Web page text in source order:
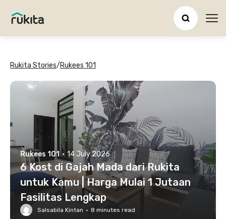
Rukita Stories/Rukees 101
Rukees 101 · 14 July 2026
6 Kost di Gajah Mada dari Rukita
untuk Kamu | Harga Mulai 1 Jutaan
Fasilitas Lengkap
Salsabila Kintan · 8 minutes read